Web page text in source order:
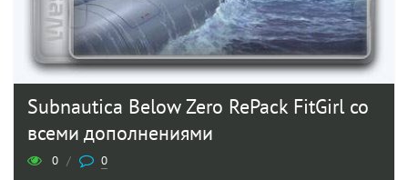
Subnautica Below Zero RePack FitGirl со
всеми дополнениями
0 / 0